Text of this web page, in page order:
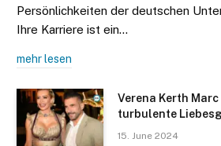
Persönlichkeiten der deutschen
Ihre Karriere ist ein…
mehr lesen
Verena Kerth Marc
turbulente
15. June 2024